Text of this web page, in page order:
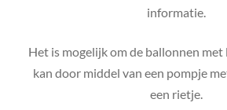
informatie.
Het is mogelijk om de ballonnen
kan door middel van een pompje
een rietje.